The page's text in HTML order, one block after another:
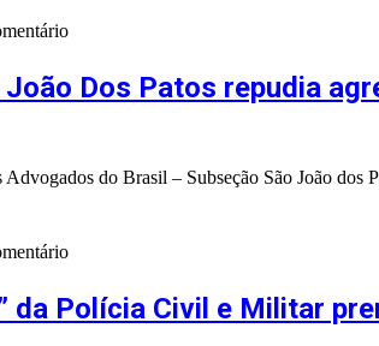
João Dos Patos repudia
do Brasil – Subseção São João dos
da Polícia Civil e Militar